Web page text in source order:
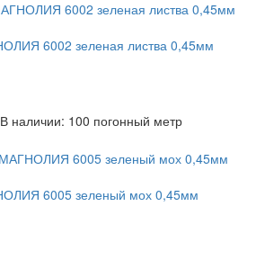
6002 зеленая листва 0,45мм
В наличии: 100 погонный метр
6005 зеленый мох 0,45мм